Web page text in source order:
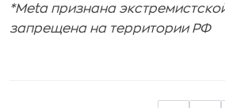
*Meta признана
запрещена на территории РФ